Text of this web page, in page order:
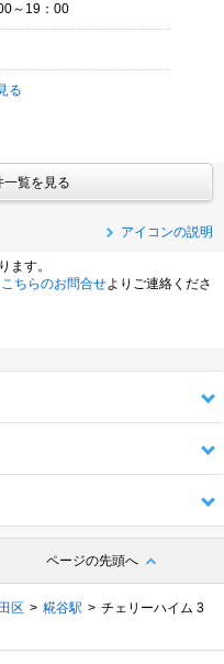
～19：00
る
一覧を見る
アイコンの説明
ます。
こちらのお問合せよりご連絡くださ
ページの先頭へ
区 糀谷駅
チェリーハイム 3